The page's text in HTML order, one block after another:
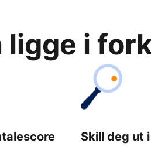
ligge i
Skill deg ut